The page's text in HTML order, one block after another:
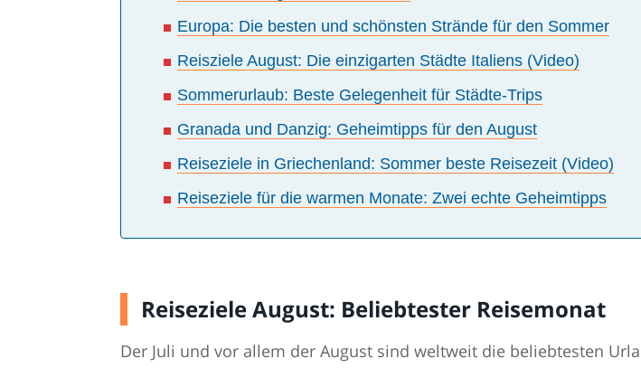
Europa: Die besten und schönsten Strände für den Sommer
Reisziele August: Die einzigarten Städte Italiens (Video)
Sommerurlaub: Beste Gelegenheit für Städte-Trips
Granada und Danzig: Geheimtipps für den August
Reiseziele in Griechenland: Sommer beste Reisezeit (Video)
Reiseziele für die warmen Monate: Zwei echte Geheimtipps
Reiseziele August: Beliebtester Reisemonat
Der Juli und vor allem der August sind weltweit die beliebtesten